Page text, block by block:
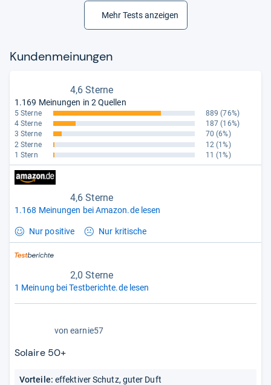
Mehr Tests anzeigen
Kun­den­mei­nun­gen
4,6 Sterne
1.169 Meinungen in 2 Quellen
5 Sterne 889 (76%)
4 Sterne
187 (16%)
3 Sterne
70 (6%)
2 Sterne
12 (1%)
1 Stern
11 (1%)
4,6 Sterne
1.168 Meinungen bei Amazon.de lesen
Nur positive Nur kritische
2,0 Sterne
1 Meinung bei Testberichte.de lesen
5
von earnie57
Solaire 50+
Vorteile: effektiver Schutz, guter Duft